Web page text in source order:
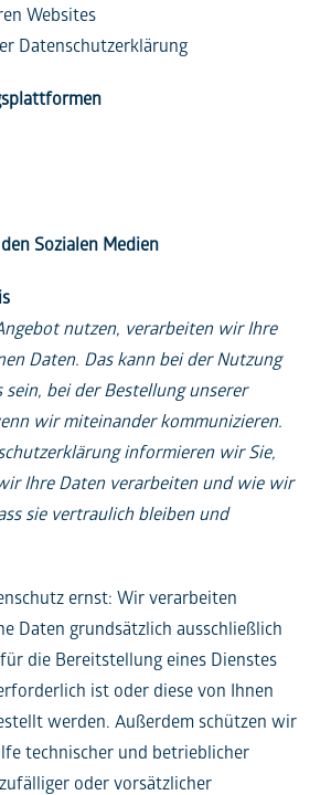
Websites
Datenschutzerklärung
Sozialen Medien
nutzen, verarbeiten wir Ihre
Daten. Das kann bei der Nutzung
sein, bei der Bestellung unserer
wir miteinander kommunizieren.
informieren wir Sie,
Ihre Daten verarbeiten und wie wir
sie vertraulich bleiben und
ernst: Wir verarbeiten
Daten grundsätzlich ausschließlich
die Bereitstellung eines Dienstes
ist oder diese von Ihnen
werden. Außerdem schützen wir
technischer und betrieblicher
oder vorsätzlicher